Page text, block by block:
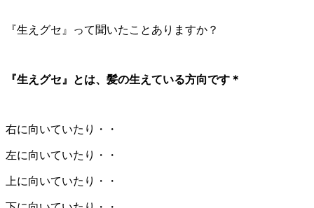
『生えグセ』って聞いたことありますか？
『生えグセ』とは、髪の生えている方向です＊
右に向いていたり・・
左に向いていたり・・
上に向いていたり・・